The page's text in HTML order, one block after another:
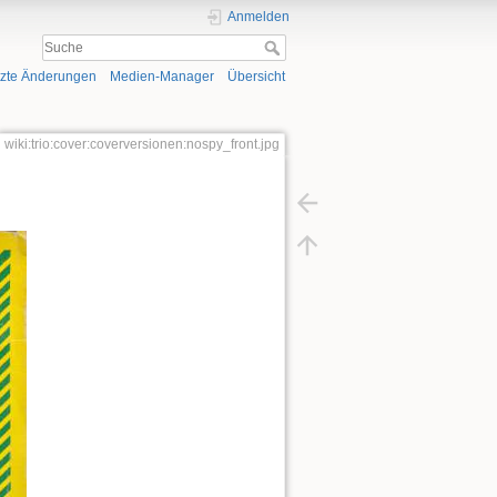
Anmelden
Änderungen Medien-Manager Übersicht
wiki:trio:cover:coverversionen:nospy_front.jpg